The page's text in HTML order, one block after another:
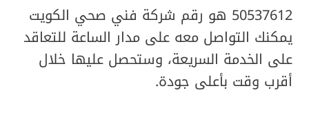
50537612 هو رقم شركة فني صحي الكويت
يمكنك التواصل معه على مدار الساعة للتعاقد
على الخدمة السريعة، وستحصل عليها خلال
أقرب وقت بأعلى جودة.